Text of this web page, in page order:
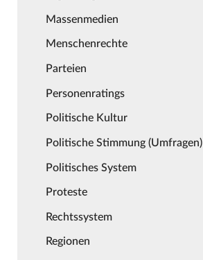
Massenmedien
Menschenrechte
Parteien
Personenratings
Politische Kultur
Politische Stimmung (Umfragen)
Politisches System
Proteste
Rechtssystem
Regionen